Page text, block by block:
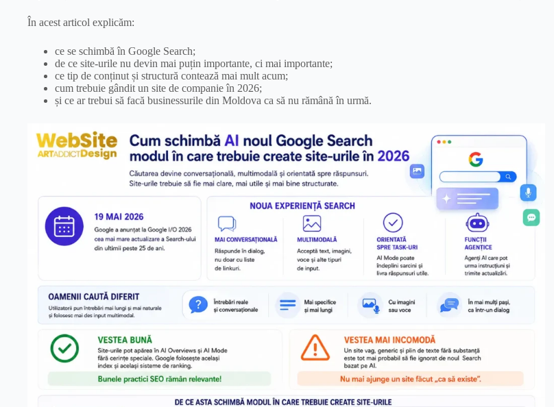
În acest articol explicăm:
ce se schimbă în Google Search;
de ce site-urile nu devin mai puțin importante, ci mai importante;
ce tip de conținut și structură contează mai mult acum;
cum trebuie gândit un site de companie în 2026;
și ce ar trebui să facă businessurile din Moldova ca să nu rămână în urmă.